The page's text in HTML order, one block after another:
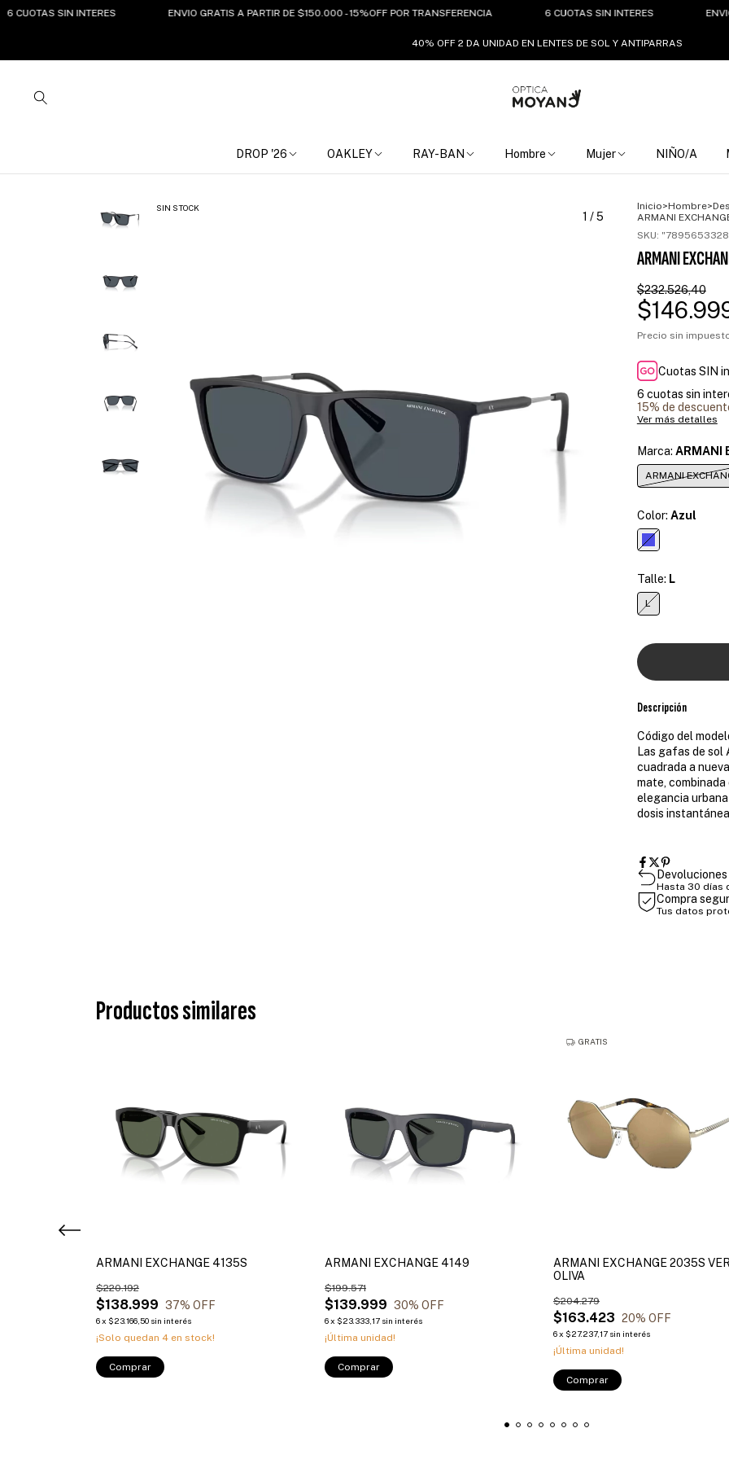
SIN INTERES ENVIO GRATIS A PARTIR DE $150.000 - 15%OFF POR TRANSFERENCIA 6 CUOTAS SIN INTERES ENVIO
40% OFF 2 DA UNIDAD EN LENTES DE SOL Y ANTIPARRAS
DROP '26 OAKLEY RAY-BAN Hombre Mujer NIÑO/A
SIN STOCK
1 /5
Inicio>Hombre>
ARMANI
SKU:
ARMANI
$232.526,40
Precio sin
Cuotas SIN
6 cuotas sin
15% de
Ver más detalles
Marca: ARMANI
ARMANI
Color: Azul
Talle: L
L
Descripción
Código del
Las gafas de sol
cuadrada a
mate,
elegancia
dosis
Hasta 30 días
Compra
Tus datos
Productos similares
ARMANI EXCHANGE 4135S
$138.999
$220.192
37% OFF
6x $23.166,50 sin interés
¡Solo quedan 4 en stock!
Comprar
ARMANI EXCHANGE 4149
$139.999
$199.571
30% OFF
6x $23.333,17 sin interés
¡Última unidad!
Comprar
GRATIS
ARMANI EXCHANGE 2035S
OLIVA
$163.423
$204.279
20% OFF
6x $27.237,17 sin interés
¡Última unidad!
Comprar